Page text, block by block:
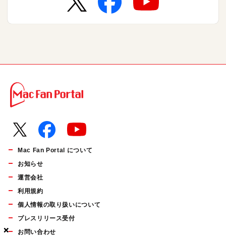
×
×
×
Mac Fan Portal について
お知らせ
運営会社
利用規約
個人情報の取り扱いについて
プレスリリース受付
お問い合わせ